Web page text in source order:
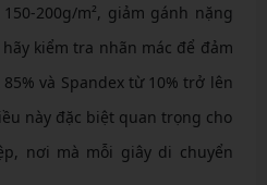
200g/m², giảm gánh nặng
kiểm tra nhãn mác để đảm
và Spandex từ 10% trở lên
này đặc biệt quan trọng cho
nơi mà mỗi giây di chuyển